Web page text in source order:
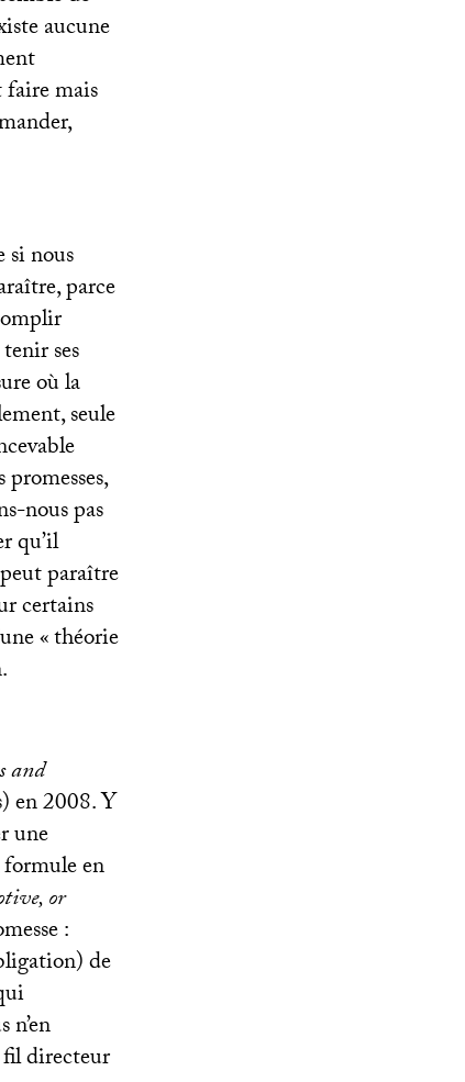
aucune
mais
si nous
parce
ses
où la
seule
nous pas
qu’il
paraître
certains
«théorie
and
en 2008. Y
une
en
or
:
de
directeur